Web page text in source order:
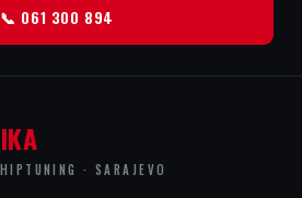
📞 061 300 894
· SARAJEVO